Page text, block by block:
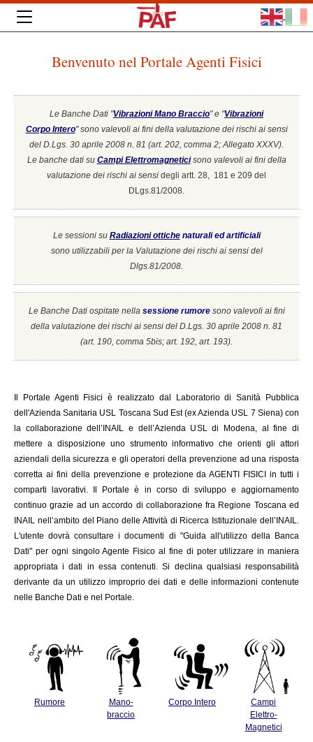
Benvenuto nel Portale Agenti Fisici
Le Banche Dati "Vibrazioni Mano Braccio" e "Vibrazioni
Corpo Intero"sono valevoli ai fini della valutazione dei rischi ai sensi
del D.Lgs. 30 aprile 2008 n. 81 (art. 202, comma 2; Allegato XXXV).
Le banche dati su Campi Elettromagneticisono valevoli ai fini della
valutazione dei rischi ai sensi degli artt. 28, 181 e 209 del
DLgs.81/2008.
Le sessioni su Radiazioni ottiche naturali ed artificiali
sono utilizzabili per la Valutazione dei rischi ai sensi del
Dlgs.81/2008.
Le Banche Dati ospitate nella sessione rumore sono valevoli ai fini
della valutazione dei rischi ai sensi del D.Lgs. 30 aprile 2008 n. 81
(art. 190, comma 5bis; art. 192, art. 193).
Portale Agenti Fisici è realizzato dal Laboratorio di Sanità Pubblica
dell'Azienda Sanitaria USL Toscana Sud Est (ex Azienda USL 7 Siena) con
la collaborazione dell’INAIL e dell’Azienda USL di Modena, al fine di
mettere a disposizione uno strumento informativo che orienti gli attori
aziendali della sicurezza e gli operatori della prevenzione ad una risposta
corretta ai fini della prevenzione e protezione da AGENTI FISICI in tutti i
comparti lavorativi. Il Portale è in corso di sviluppo e aggiornamento
continuo grazie ad un accordo di collaborazione fra Regione Toscana ed
INAIL nell’ambito del Piano delle Attività di Ricerca Istituzionale dell’INAIL.
L'utente dovrà consultare i documenti di "Guida all'utilizzo della Banca
Dati" per ogni singolo Agente Fisico al fine di poter utilizzare in maniera
appropriata i dati in essa contenuti. Si declina qualsiasi responsabilità
derivante da un utilizzo improprio dei dati e delle informazioni contenute
nelle Banche Dati e nel Portale.
Rumore
Mano-
braccio
Corpo Intero
Campi
Elettro-
Magnetici